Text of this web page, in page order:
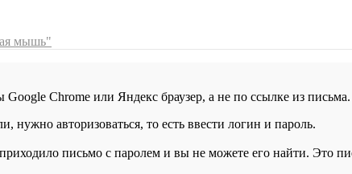
мышь"
Google Chrome или Яндекс браузер, а не по ссылке из письма.
авторизоваться, то есть ввести логин и пароль.
письмо с паролем и вы не можете его найти. Это